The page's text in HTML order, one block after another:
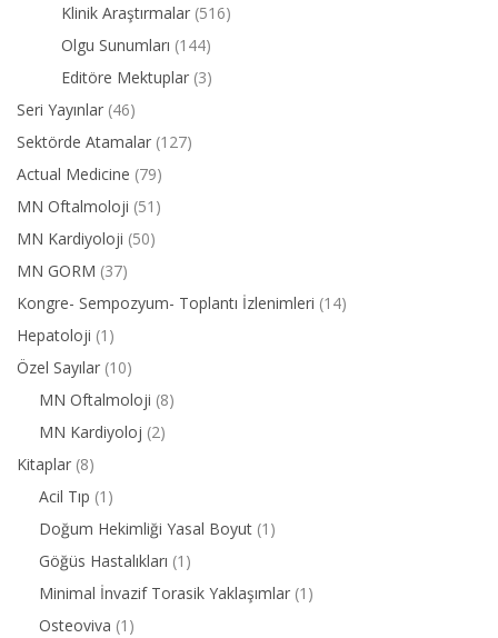
Klinik Araştırmalar (516)
Olgu Sunumları (144)
Editöre Mektuplar (3)
Seri Yayınlar (46)
Sektörde Atamalar (127)
Actual Medicine (79)
MN Oftalmoloji (51)
MN Kardiyoloji (50)
MN GORM (37)
Kongre- Sempozyum- Toplantı İzlenimleri (14)
Hepatoloji (1)
Özel Sayılar (10)
MN Oftalmoloji (8)
MN Kardiyoloj (2)
Kitaplar (8)
Acil Tıp (1)
Doğum Hekimliği Yasal Boyut (1)
Göğüs Hastalıkları (1)
Minimal İnvazif Torasik Yaklaşımlar (1)
Osteoviva (1)